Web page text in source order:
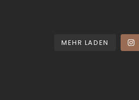
MEHR LADEN